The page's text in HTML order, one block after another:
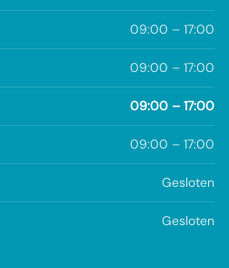
09:00 – 17:00
09:00 – 17:00
09:00 – 17:00
09:00 – 17:00
Gesloten
Gesloten